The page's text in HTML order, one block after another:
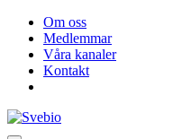
Om oss
Medlemmar
Våra kanaler
Kontakt